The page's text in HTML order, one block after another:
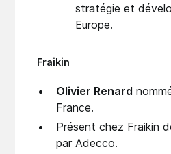
stratégie et
Europe.
Fraikin
Olivier Renard
France.
Présent chez Fraikin
par Adecco.